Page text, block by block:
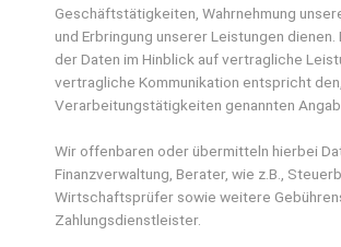
Geschäftstätigkeiten, Wahrnehmung
und Erbringung unserer Leistungen dienen.
der Daten im Hinblick auf vertragliche
vertragliche Kommunikation entspricht
Verarbeitungstätigkeiten genannten
Wir offenbaren oder übermitteln hierbei
Finanzverwaltung, Berater, wie z.B.,
Wirtschaftsprüfer sowie weitere
Zahlungsdienstleister.